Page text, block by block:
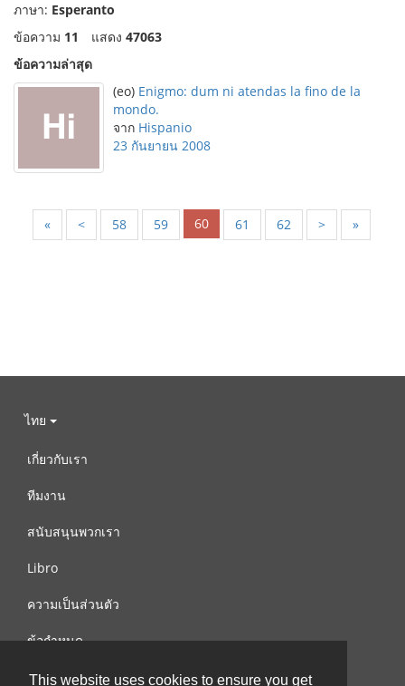
This website uses cookies to ensure you get
ภาษา: Esperanto
ข้อความ 11 แสดง 47063
ข้อความล่าสุด
(eo) Enigmo: dum ni atendas la fino de la
mondo.
จาก Hispanio
23 กันยายน 2008
« < 58 59 60 61 62 > »
ไทย
เกี่ยวกับเรา
ทีมงาน
สนับสนุนพวกเรา
Libro
ความเป็นส่วนตัว
ข้อกำหนด
ติดต่อเรา